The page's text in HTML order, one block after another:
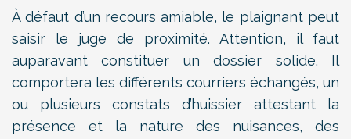
À défaut d’un recours amiable, le plaignant peut
saisir le juge de proximité. Attention, il faut
auparavant constituer un dossier solide. Il
comportera les différents courriers échangés, un
ou plusieurs constats d’huissier attestant la
présence et la nature des nuisances, des